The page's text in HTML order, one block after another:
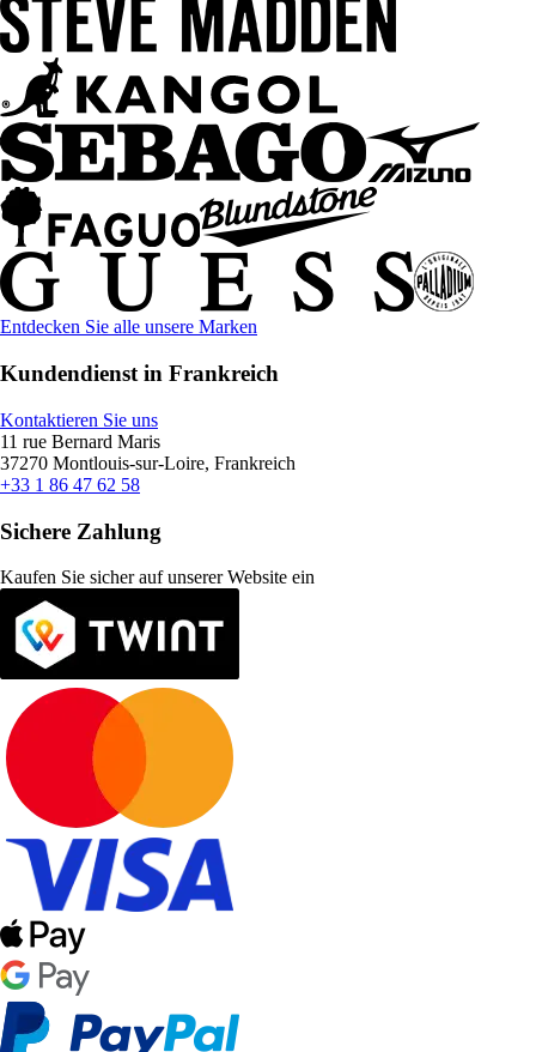
Entdecken Sie alle unsere Marken
Kundendienst in Frankreich
Kontaktieren Sie uns
11 rue Bernard Maris
37270 Montlouis-sur-Loire, Frankreich
+33 1 86 47 62 58
Sichere Zahlung
Kaufen Sie sicher auf unserer Website ein